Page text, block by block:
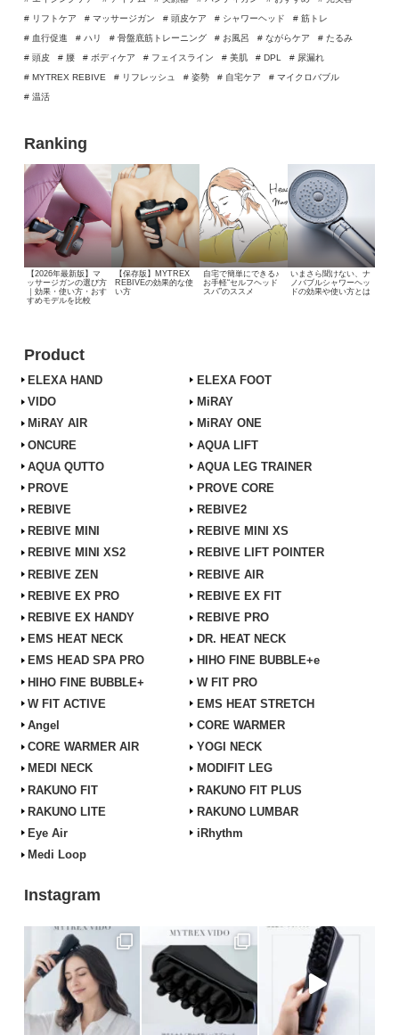
# リフトケア
# マッサージガン # 頭皮ケア # シャワーヘッド
# 筋トレ
# 血行促進
# ハリ # 骨盤底筋トレーニング # お風呂 # ながらケア
# たるみ
# 頭皮
# 腰 # ボディケア # フェイスライン # 美肌 # DPL
# 尿漏れ
# MYTREX REBIVE
# リフレッシュ # 姿勢 # 自宅ケア
# マイクロバブル
# 温活
Ranking
【2026年最新版】マ
ッサージガンの選び方
｜効果・使い方・おす
すめモデルを比較
【保存版】MYTREX
REBIVEの効果的な使
い方
自宅で簡単にできる♪
お手軽“セルフヘッド
スパ”のススメ
いまさら聞けない、ナ
ノバブルシャワーヘッ
ドの効果や使い方とは
Product
ELEXA HAND
ELEXA FOOT
VIDO
MiRAY
MiRAY AIR
MiRAY ONE
ONCURE
AQUA LIFT
AQUA QUTTO
AQUA LEG TRAINER
PROVE
PROVE CORE
REBIVE
REBIVE2
REBIVE MINI
REBIVE MINI XS
REBIVE MINI XS2
REBIVE LIFT POINTER
REBIVE ZEN
REBIVE AIR
REBIVE EX PRO
REBIVE EX FIT
REBIVE EX HANDY
REBIVE PRO
EMS HEAT NECK
DR. HEAT NECK
EMS HEAD SPA PRO
HIHO FINE BUBBLE+e
HIHO FINE BUBBLE+
W FIT PRO
W FIT ACTIVE
EMS HEAT STRETCH
Angel
CORE WARMER
CORE WARMER AIR
YOGI NECK
MEDI NECK
MODIFIT LEG
RAKUNO FIT
RAKUNO FIT PLUS
RAKUNO LITE
RAKUNO LUMBAR
Eye Air
iRhythm
Medi Loop
Instagram